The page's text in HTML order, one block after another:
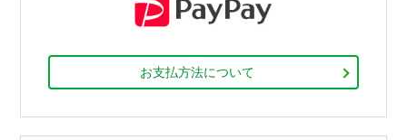
お支払方法について